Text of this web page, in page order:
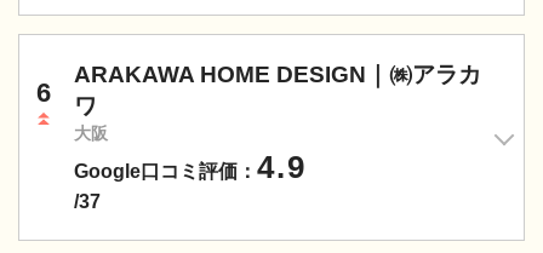
6
ARAKAWA HOME DESIGN｜㈱アラカ
ワ
大阪
Google口コミ評価： 4.9
/37